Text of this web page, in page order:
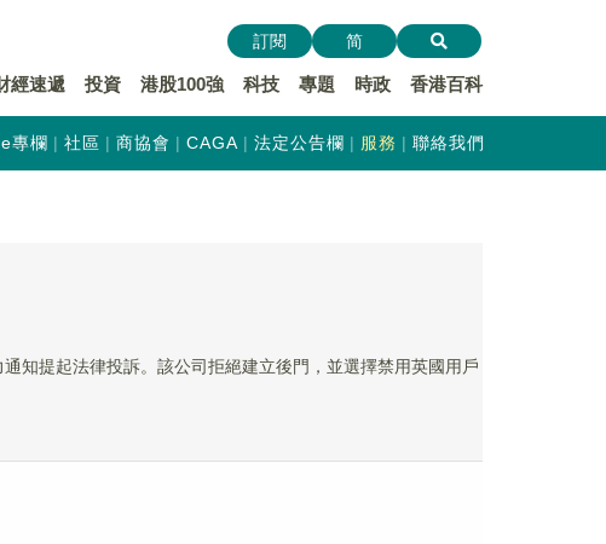
經速遞 投資 港股100強 科技 專題 時政 香港百科
訂閱 简
專欄 社區 商協會 CAGA 法定公告欄 服務 聯絡我們
知提起法律投訴。該公司拒絕建立後門，並選擇禁用英國用戶